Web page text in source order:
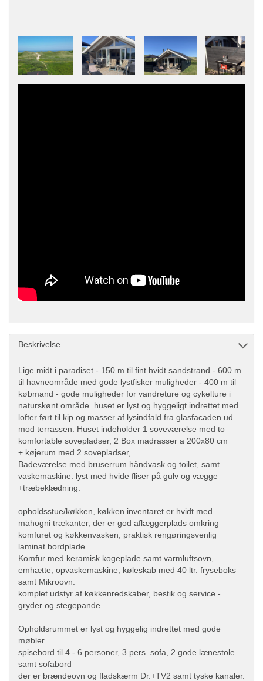
Beskrivelse
Lige midt i paradiset - 150 m til fint hvidt sandstrand - 600 m
til havneområde med gode lystfisker muligheder - 400 m til
købmand - gode muligheder for vandreture og cykelture i
naturskønt område. huset er lyst og hyggeligt indrettet med
lofter ført til kip og masser af lysindfald fra glasfacaden ud
mod terrassen. Huset indeholder 1 soveværelse med to
komfortable sovepladser, 2 Box madrasser a 200x80 cm
+ køjerum med 2 sovepladser,
Badeværelse med bruserrum håndvask og toilet, samt
vaskemaskine. lyst med hvide fliser på gulv og vægge
+træbeklædning.
opholdsstue/køkken, køkken inventaret er hvidt med
mahogni trækanter, der er god aflæggerplads omkring
komfuret og køkkenvasken, praktisk rengøringsvenlig
laminat bordplade.
Komfur med keramisk kogeplade samt varmluftsovn,
emhætte, opvaskemaskine, køleskab med 40 ltr. fryseboks
samt Mikroovn.
komplet udstyr af køkkenredskaber, bestik og service -
gryder og stegepande.
Opholdsrummet er lyst og hyggelig indrettet med gode
møbler.
spisebord til 4 - 6 personer, 3 pers. sofa, 2 gode lænestole
samt sofabord
der er brændeovn og fladskærm Dr.+TV2 samt tyske kanaler.